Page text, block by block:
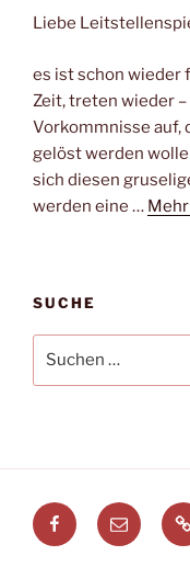
Liebe
es ist schon wieder
Zeit, treten wieder
Vorkommnisse auf,
gelöst werden
sich diesen
werden eine …
SUCHE
nach:
Facebook
E-
Mail